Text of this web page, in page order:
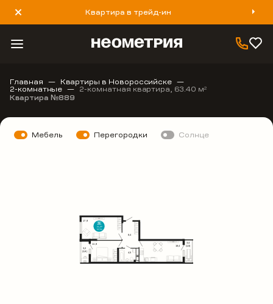
Квартира в трейд-ин
8 800 777 40 93
Главная Квартиры в Новороссийске
2-комнатные 2-комнатная квартира, 63.40 м2
Квартира №889
Мебель Перегородки Солнце